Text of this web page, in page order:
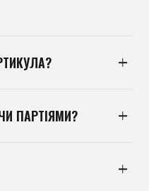
ПАРТІЯМИ?
чи поповнення складу.